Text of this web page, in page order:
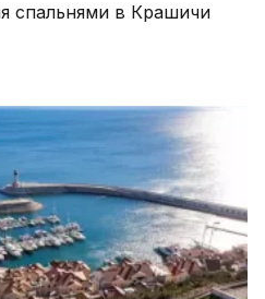
спальнями в Крашичи